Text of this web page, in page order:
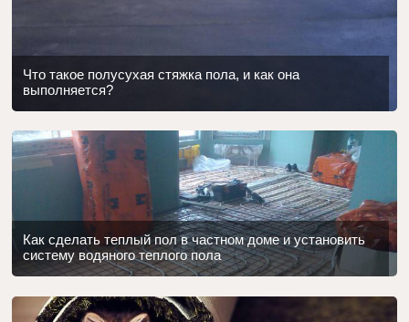
Что такое полусухая стяжка пола, и как она
выполняется?
Как сделать теплый пол в частном доме и установить
систему водяного теплого пола